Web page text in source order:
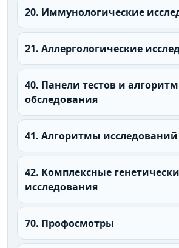
20. Иммунологические
21. Аллергологические
40. Панели тестов и
обследования
41. Алгоритмы исследований
42. Комплексные
исследования
70. Профосмотры